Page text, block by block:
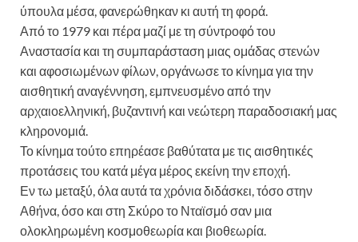
ύπουλα μέσα, φανερώθηκαν κι αυτή τη φορά.
Από το 1979 και πέρα μαζί με τη σύντροφό του
Αναστασία και τη συμπαράσταση μιας ομάδας στενών
και αφοσιωμένων φίλων, οργάνωσε το κίνημα για την
αισθητική αναγέννηση, εμπνευσμένο από την
αρχαιοελληνική, βυζαντινή και νεώτερη παραδοσιακή μας
κληρονομιά.
Το κίνημα τούτο επηρέασε βαθύτατα με τις αισθητικές
προτάσεις του κατά μέγα μέρος εκείνη την εποχή.
Εν τω μεταξύ, όλα αυτά τα χρόνια διδάσκει, τόσο στην
Αθήνα, όσο και στη Σκύρο το Νταϊσμό σαν μια
ολοκληρωμένη κοσμοθεωρία και βιοθεωρία.